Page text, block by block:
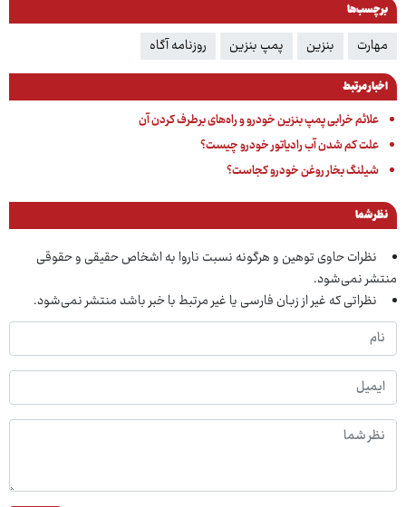
برچسب‌ها
مهارت بنزین پمپ بنزین روزنامه آگاه
اخبار مرتبط
علائم خرابی پمپ بنزین خودرو و راه‌های برطرف کردن آن
علت کم شدن آب رادیاتور خودرو چیست؟
شیلنگ بخار روغن خودرو کجاست؟
نظر شما
نظرات حاوی توهین و هرگونه نسبت ناروا به اشخاص حقیقی و حقوقی
منتشر نمی‌شود.
نظراتی که غیر از زبان فارسی یا غیر مرتبط با خبر باشد منتشر نمی‌شود.